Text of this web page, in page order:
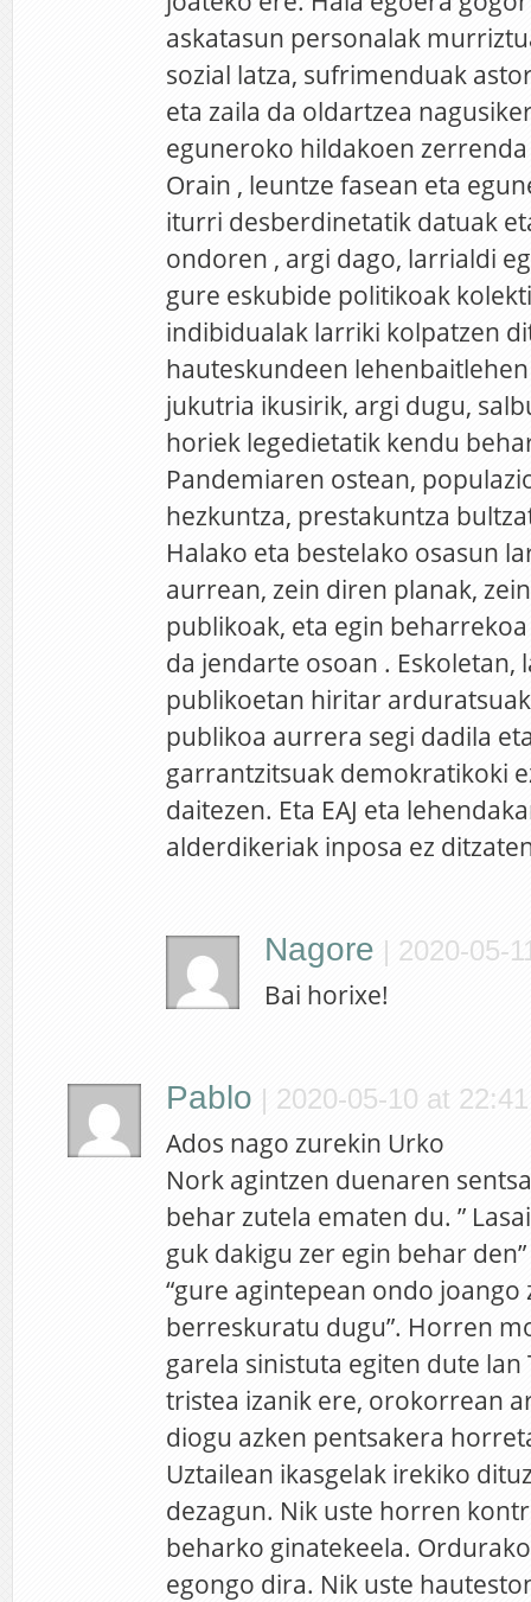
askatasun personalak
sozial latza, sufrimenduak
eta zaila da oldartzea
eguneroko hildakoen
Orain , leuntze fasean eta
iturri desberdinetatik datuak
ondoren , argi dago, larrialdi
gure eskubide politikoak
indibidualak larriki kolpatzen
hauteskundeen
jukutria ikusirik, argi dugu,
horiek legedietatik kendu
Pandemiaren ostean,
hezkuntza, prestakuntza
Halako eta bestelako osasun
aurrean, zein diren planak,
publikoak, eta egin
da jendarte osoan . Eskoletan,
publikoetan hiritar
publikoa aurrera segi dadila
garrantzitsuak demokratikoki
daitezen. Eta EAJ eta
alderdikeriak inposa ez
Nagore | 2020-05-
Bai horixe!
Pablo | 2020-05-10 at 22:41
Ados nago zurekin Urko
Nork agintzen duenaren
behar zutela ematen du. ”
guk dakigu zer egin behar
“gure agintepean ondo joango
berreskuratu dugu”. Horren
garela sinistuta egiten dute
tristea izanik ere, orokorrean
diogu azken pentsakera
Uztailean ikasgelak irekiko
dezagun. Nik uste horren
beharko ginatekeela.
egongo dira. Nik uste